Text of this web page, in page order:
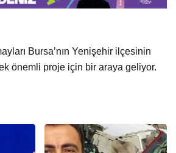
Bursa’nın Yenişehir ilçesinin
önemli proje için bir araya geliyor.